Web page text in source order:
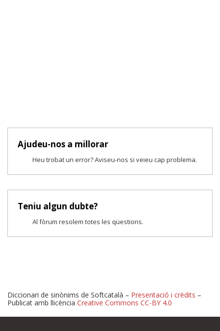
Ajudeu-nos a millorar
Heu trobat un error? Aviseu-nos si veieu cap problema.
Teniu algun dubte?
Al fòrum resolem totes les qüestions.
Diccionari de sinònims de Softcatalà – Presentació i crèdits –
Publicat amb llicència Creative Commons CC-BY 4.0